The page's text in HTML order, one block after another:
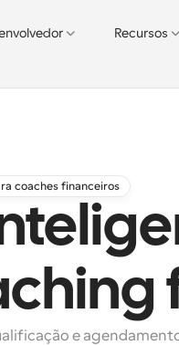
Recursos
coaches financeiros
e